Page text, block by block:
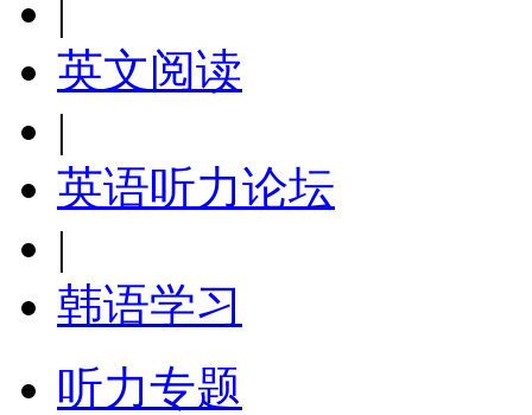
|
英文阅读
|
英语听力论坛
|
韩语学习
听力专题